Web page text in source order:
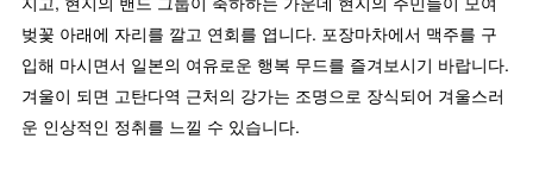
벚꽃 아래에 자리를 깔고 연회를 엽니다. 포장마차에서 맥주를 구
입해 마시면서 일본의 여유로운 행복 무드를 즐겨보시기 바랍니다.
겨울이 되면 고탄다역 근처의 강가는 조명으로 장식되어 겨울스러
운 인상적인 정취를 느낄 수 있습니다.